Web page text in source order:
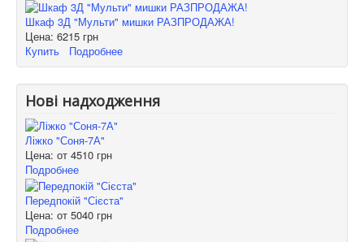
Шкаф 3Д "Мульти" мишки РАЗПРОДАЖА!
Цена: 6215 грн
Купить
Подробнее
Нові надходження
Ліжко "Соня-7А"
Цена: от 4510 грн
Подробнее
Передпокій "Сієста"
Цена: от 5040 грн
Подробнее